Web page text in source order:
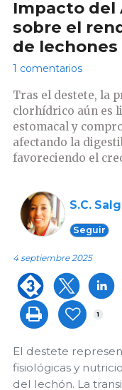
Impacto del
sobre el
de
1 comentarios
Tras el destete, la
clorhídrico aún es
estomacal y
afectando la
favoreciendo el
S.C.
Seguir
4 septiembre 2025
1
El destete
fisiológicas y
del lechón. La